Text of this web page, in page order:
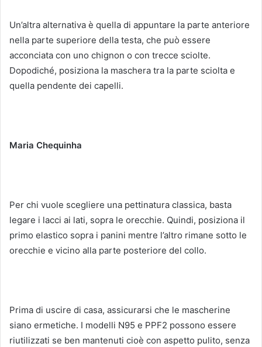
Un’altra alternativa è quella di appuntare la parte anteriore
nella parte superiore della testa, che può essere
acconciata con uno chignon o con trecce sciolte.
Dopodiché, posiziona la maschera tra la parte sciolta e
quella pendente dei capelli.
Maria Chequinha
Per chi vuole scegliere una pettinatura classica, basta
legare i lacci ai lati, sopra le orecchie. Quindi, posiziona il
primo elastico sopra i panini mentre l’altro rimane sotto le
orecchie e vicino alla parte posteriore del collo.
Prima di uscire di casa, assicurarsi che le mascherine
siano ermetiche. I modelli N95 e PPF2 possono essere
riutilizzati se ben mantenuti cioè con aspetto pulito, senza